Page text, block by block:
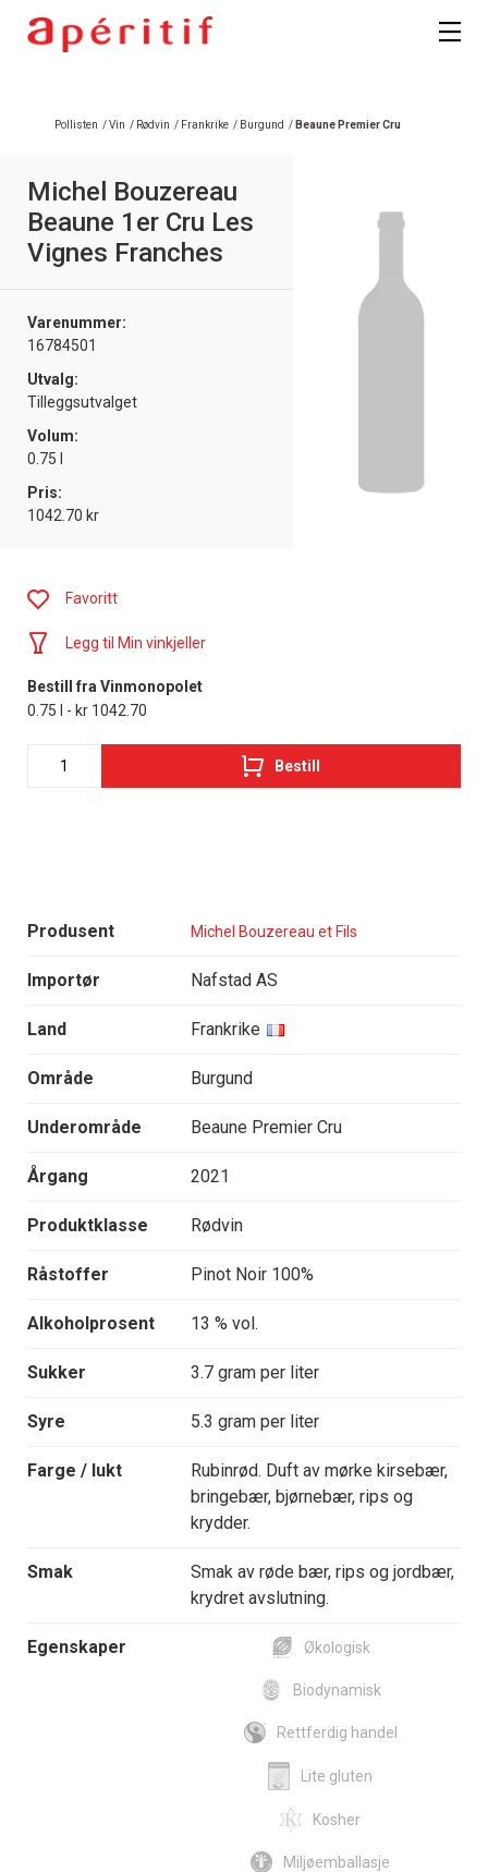
Pollisten /Vin / Rødvin / Frankrike / Burgund / Beaune Premier Cru
Michel Bouzereau
Beaune 1er Cru Les
Vignes Franches
Varenummer:
16784501
Utvalg:
Tilleggsutvalget
Volum:
0.75 l
Pris:
1042.70 kr
Produsent Michel Bouzereau et Fils
Importør Nafstad AS
Land Frankrike
Område Burgund
Underområde Beaune Premier Cru
Årgang 2021
Produktklasse Rødvin
Råstoffer Pinot Noir 100%
Alkoholprosent 13 % vol.
Sukker 3.7 gram per liter
Syre 5.3 gram per liter
Farge / lukt
Rubinrød. Duft av mørke kirsebær,
bringebær, bjørnebær, rips og
krydder.
Smak
Smak av røde bær, rips og jordbær,
krydret avslutning.
Egenskaper Økologisk
Biodynamisk
Rettferdig handel
Lite gluten
Kosher
Miljøemballasje
Favoritt
Legg til Min vinkjeller
Bestill fra Vinmonopolet
0.75 l - kr 1042.70
Bestill